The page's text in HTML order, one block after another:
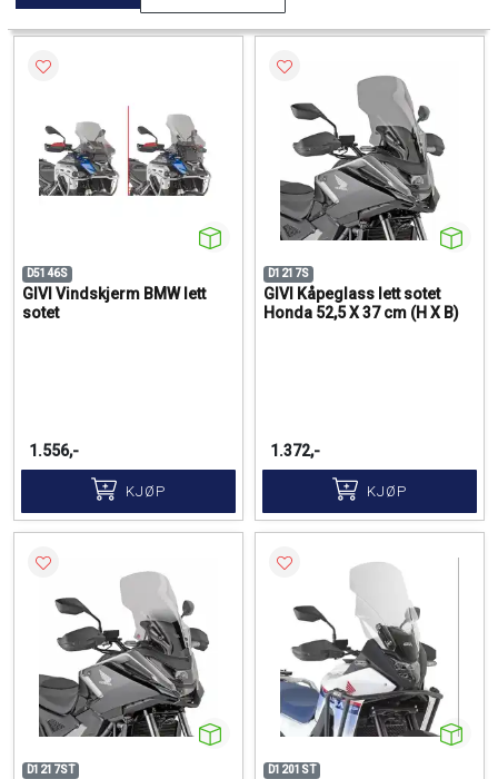
D5146S
GIVI Vindskjerm BMW lett
sotet
1.556,-
KJØP
D1217S
GIVI Kåpeglass lett sotet
Honda 52,5 X 37 cm (H X B)
1.372,-
KJØP
D1217ST D1201ST